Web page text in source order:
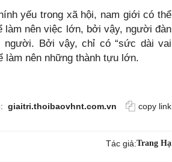
yếu trong xã hội, nam giới có thể
làm nên việc lớn, bởi vậy, người đàn
Bởi vậy, chỉ có “sức dài vai
làm nên những thành tựu lớn.
giaitri.thoibaovhnt.com.vn copy link
Tác giả:Trang Hạ